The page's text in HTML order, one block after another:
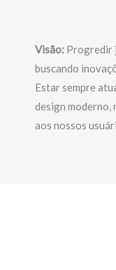
Visão: Progredir
buscando
Estar sempre
design moderno,
aos nossos